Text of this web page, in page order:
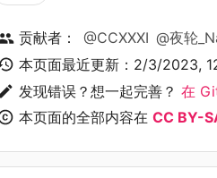
贡献者： @CCXXXI @夜轮
本页面最近更新： 2/3/2023,
发现错误？想一起完善？ 在
本页面的全部内容在 CC BY-